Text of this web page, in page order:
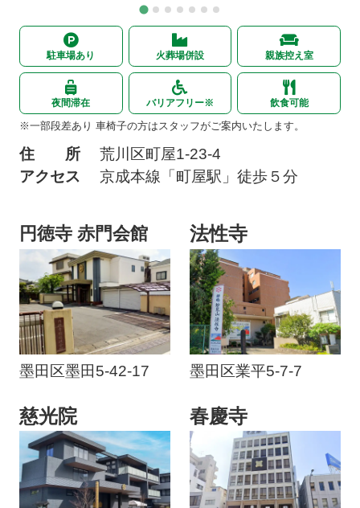
駐車場あり 火葬場併設 親族控え室
夜間滞在 バリアフリー※ 飲食可能
※一部段差あり 車椅子の方はスタッフがご案内いたします。
住 所
荒川区町屋1-23-4
アクセス
京成本線「町屋駅」徒歩５分
円徳寺 赤門会館
墨田区墨田5-42-17
法性寺
墨田区業平5-7-7
慈光院 春慶寺